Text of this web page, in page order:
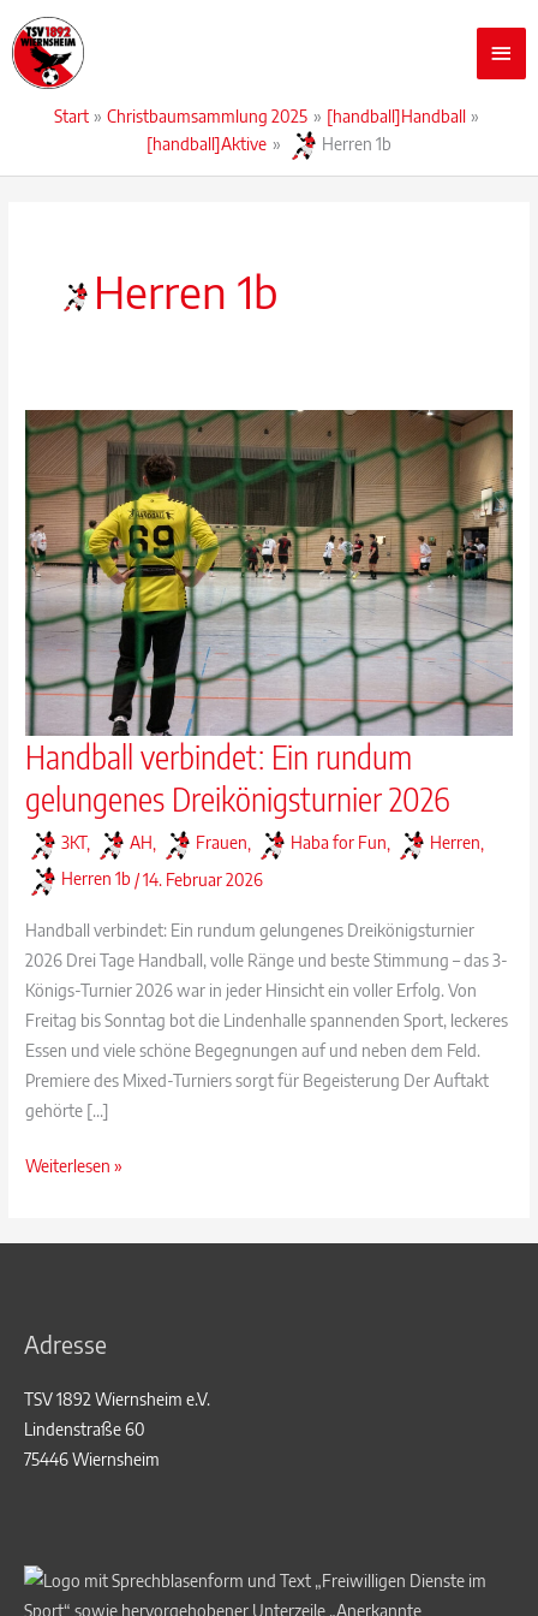
Inhalt
springen
Start Christbaumsammlung 2025
[handball]Handball
[handball]Aktive
Herren 1b
Herren 1b
Handball verbindet: Ein rundum
gelungenes Dreikönigsturnier 2026
3KT, AH Frauen Haba for Fun Herren
Herren 1b /14. Februar 2026
Handball verbindet: Ein rundum gelungenes Dreikönigsturnier
2026 Drei Tage Handball, volle Ränge und beste Stimmung – das 3-
Königs-Turnier 2026 war in jeder Hinsicht ein voller Erfolg. Von
Freitag bis Sonntag bot die Lindenhalle spannenden Sport, leckeres
Essen und viele schöne Begegnungen auf und neben dem Feld.
Premiere des Mixed-Turniers sorgt für Begeisterung Der Auftakt
gehörte […]
Handball
2026
Weiterlesen »
Adresse
TSV 1892 Wiernsheim e.V.
Lindenstraße 60
75446 Wiernsheim